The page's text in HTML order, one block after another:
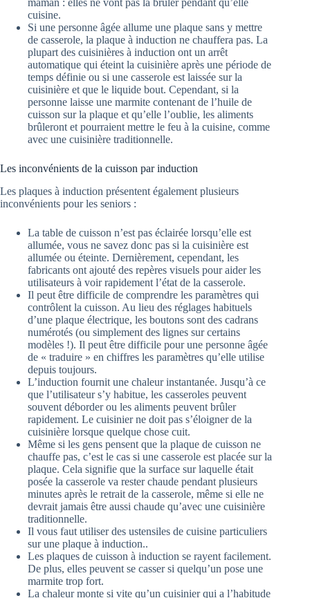
maman : elles ne vont pas la brûler pendant qu’elle
cuisine.
Si une personne âgée allume une plaque sans y mettre
de casserole, la plaque à induction ne chauffera pas. La
plupart des cuisinières à induction ont un arrêt
automatique qui éteint la cuisinière après une période de
temps définie ou si une casserole est laissée sur la
cuisinière et que le liquide bout. Cependant, si la
personne laisse une marmite contenant de l’huile de
cuisson sur la plaque et qu’elle l’oublie, les aliments
brûleront et pourraient mettre le feu à la cuisine, comme
avec une cuisinière traditionnelle.
Les inconvénients de la cuisson par induction
Les plaques à induction présentent également plusieurs
inconvénients pour les seniors :
La table de cuisson n’est pas éclairée lorsqu’elle est
allumée, vous ne savez donc pas si la cuisinière est
allumée ou éteinte. Dernièrement, cependant, les
fabricants ont ajouté des repères visuels pour aider les
utilisateurs à voir rapidement l’état de la casserole.
Il peut être difficile de comprendre les paramètres qui
contrôlent la cuisson. Au lieu des réglages habituels
d’une plaque électrique, les boutons sont des cadrans
numérotés (ou simplement des lignes sur certains
modèles !). Il peut être difficile pour une personne âgée
de « traduire » en chiffres les paramètres qu’elle utilise
depuis toujours.
L’induction fournit une chaleur instantanée. Jusqu’à ce
que l’utilisateur s’y habitue, les casseroles peuvent
souvent déborder ou les aliments peuvent brûler
rapidement. Le cuisinier ne doit pas s’éloigner de la
cuisinière lorsque quelque chose cuit.
Même si les gens pensent que la plaque de cuisson ne
chauffe pas, c’est le cas si une casserole est placée sur la
plaque. Cela signifie que la surface sur laquelle était
posée la casserole va rester chaude pendant plusieurs
minutes après le retrait de la casserole, même si elle ne
devrait jamais être aussi chaude qu’avec une cuisinière
traditionnelle.
Il vous faut utiliser des ustensiles de cuisine particuliers
sur une plaque à induction..
Les plaques de cuisson à induction se rayent facilement.
De plus, elles peuvent se casser si quelqu’un pose une
marmite trop fort.
La chaleur monte si vite qu’un cuisinier qui a l’habitude